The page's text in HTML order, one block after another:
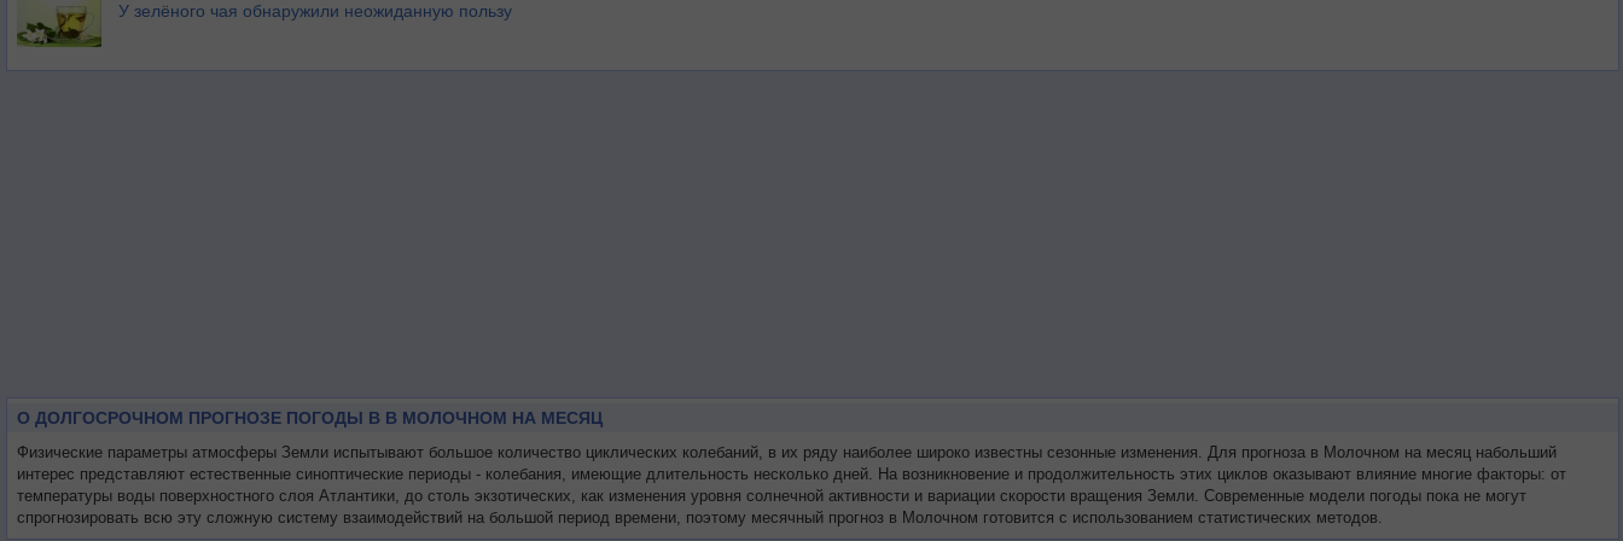
У зелёного чая обнаружили неожиданную пользу
О ДОЛГОСРОЧНОМ ПРОГНОЗЕ ПОГОДЫ В В МОЛОЧНОМ НА МЕСЯЦ
Физические параметры атмосферы Земли испытывают большое количество циклических колебаний, в их ряду наиболее широко известны сезонные изменения. Для прогноза в Молочном на месяц набольший
интерес представляют естественные синоптические периоды - колебания, имеющие длительность несколько дней. На возникновение и продолжительность этих циклов оказывают влияние многие факторы: от
температуры воды поверхностного слоя Атлантики, до столь экзотических, как изменения уровня солнечной активности и вариации скорости вращения Земли. Современные модели погоды пока не могут
спрогнозировать всю эту сложную систему взаимодействий на большой период времени, поэтому месячный прогноз в Молочном готовится с использованием статистических методов.